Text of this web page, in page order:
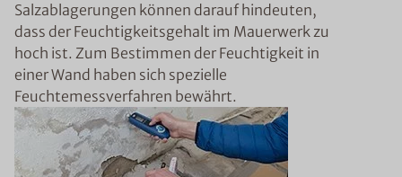
Salzablagerungen können darauf hindeuten,
dass der Feuchtigkeitsgehalt im Mauerwerk zu
hoch ist. Zum Bestimmen der Feuchtigkeit in
einer Wand haben sich spezielle
Feuchtemessverfahren bewährt.